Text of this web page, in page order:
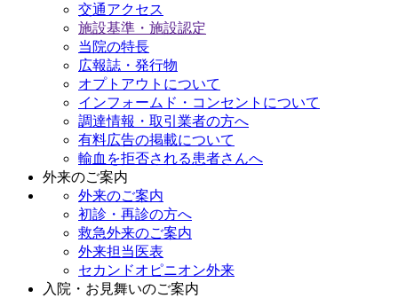
交通アクセス
施設基準・施設認定
当院の特長
広報誌・発行物
オプトアウトについて
インフォームド・コンセントについて
調達情報・取引業者の方へ
有料広告の掲載について
輸血を拒否される患者さんへ
外来のご案内
外来のご案内
初診・再診の方へ
救急外来のご案内
外来担当医表
セカンドオピニオン外来
入院・お見舞いのご案内